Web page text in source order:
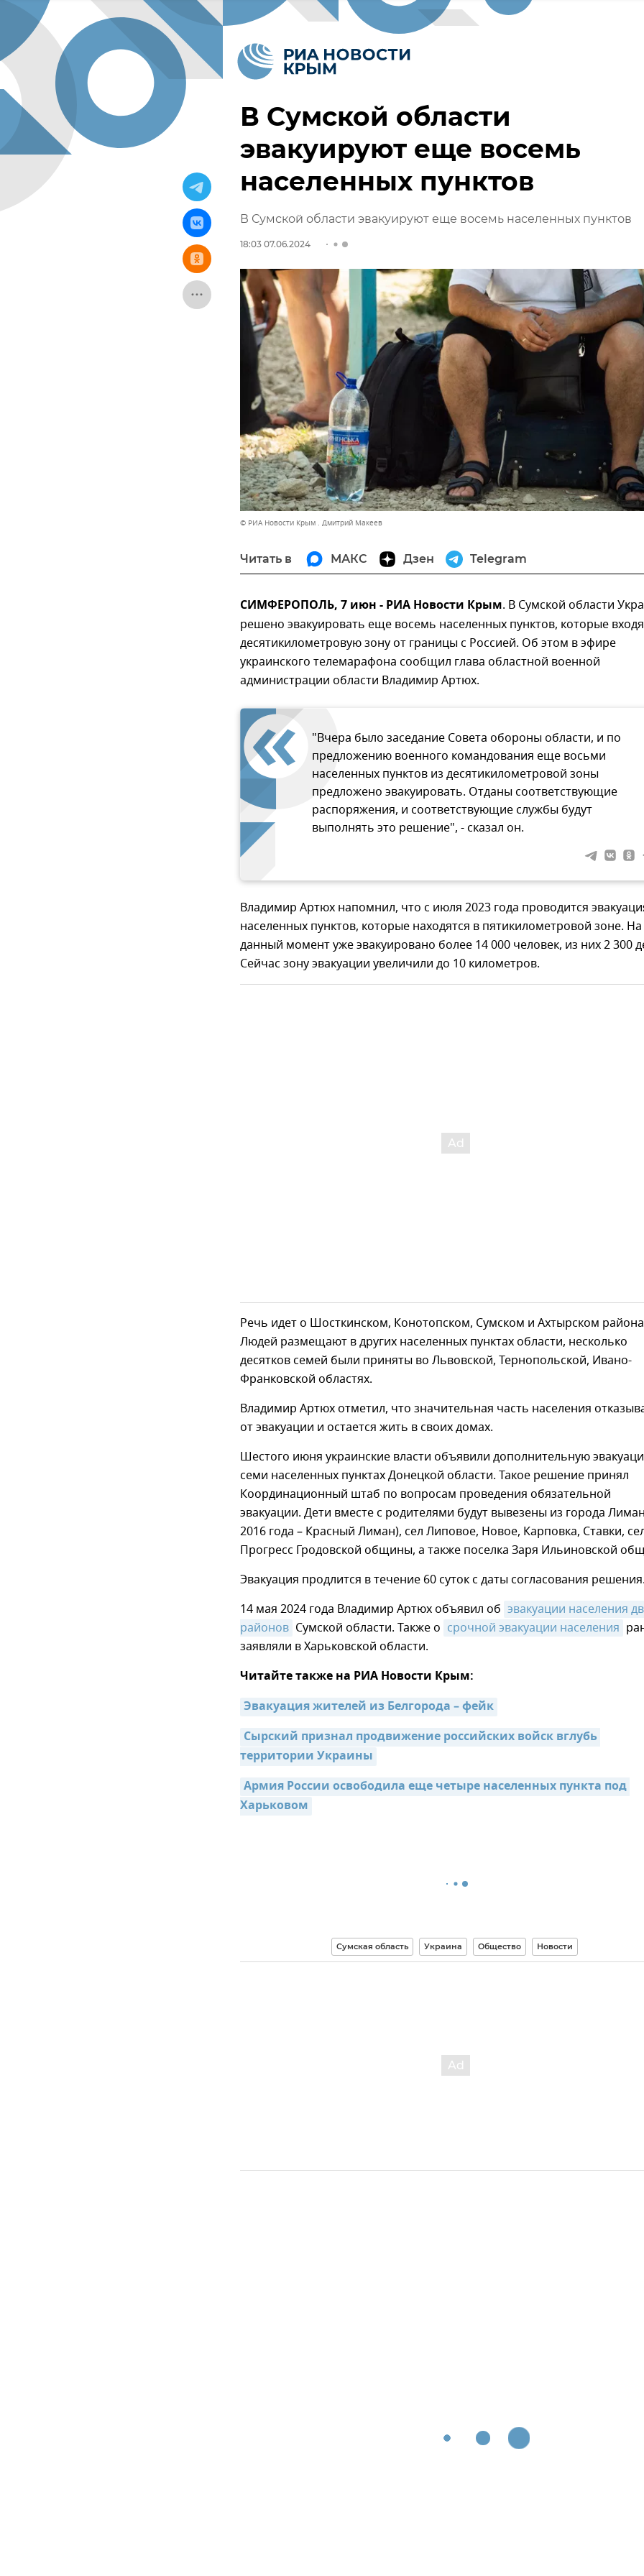
В Сумской области
эвакуируют еще восемь
населенных пунктов
В Сумской области эвакуируют еще восемь населенных пунктов
18:03 07.06.2024
© РИА Новости Крым . Дмитрий Макеев
Читать в МАКС Дзен Telegram
СИМФЕРОПОЛЬ, 7 июн - РИА Новости Крым. В Сумской области
решено эвакуировать еще восемь населенных пунктов, которые
десятикилометровую зону от границы с Россией. Об этом в эфире
украинского телемарафона сообщил глава областной военной
администрации области Владимир Артюх.
"Вчера было заседание Совета обороны области, и по
предложению военного командования еще восьми
населенных пунктов из десятикилометровой зоны
предложено эвакуировать. Отданы соответствующие
распоряжения, и соответствующие службы будут
выполнять это решение", - сказал он.
Владимир Артюх напомнил, что с июля 2023 года проводится
населенных пунктов, которые находятся в пятикилометровой зоне. На
данный момент уже эвакуировано более 14 000 человек, из них 2 300
Сейчас зону эвакуации увеличили до 10 километров.
Речь идет о Шосткинском, Конотопском, Сумском и Ахтырском
Людей размещают в других населенных пунктах области, несколько
десятков семей были приняты во Львовской, Тернопольской, Ивано-
Франковской областях.
Владимир Артюх отметил, что значительная часть населения
от эвакуации и остается жить в своих домах.
Шестого июня украинские власти объявили дополнительную
семи населенных пунктах Донецкой области. Такое решение принял
Координационный штаб по вопросам проведения обязательной
эвакуации. Дети вместе с родителями будут вывезены из города
2016 года – Красный Лиман), сел Липовое, Новое, Карповка, Ставки,
Прогресс Гродовской общины, а также поселка Заря Ильиновской
Эвакуация продлится в течение 60 суток с даты согласования
14 мая 2024 года Владимир Артюх объявил об эвакуации населения
районов Сумской области. Также о срочной эвакуации населения
заявляли в Харьковской области.
Читайте также на РИА Новости Крым:
Эвакуация жителей из Белгорода – фейк
Сырский признал продвижение российских войск вглубь
территории Украины
Армия России освободила еще четыре населенных пункта под
Харьковом
Сумская область Украина Общество Новости